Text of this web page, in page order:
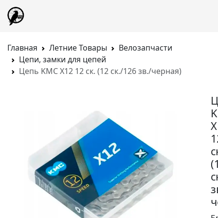
Главная Летние Товары
Велозапчасти
Цепи, замки для цепей
Цепь KMC X12 12 ск. (12 ск./126 зв./черная)